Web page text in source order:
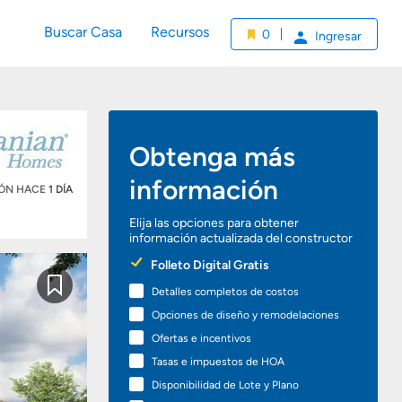
Buscar Casa Recursos 0 Ingresar
HACE 1 DÍA
Obtenga más
información
Elija las opciones para obtener
información actualizada del constructor
Preferred
Options
Folleto Digital Gratis
Detalles completos de costos
Opciones de diseño y remodelaciones
Ofertas e incentivos
Tasas e impuestos de HOA
Disponibilidad de Lote y Plano
Guardar